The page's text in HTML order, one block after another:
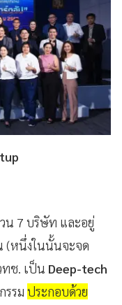
น 7 บริษัท และอยู่
(หนึ่งในนั้นจะจด
ทช. เป็น Deep-tech
รรม ประกอบด้วย